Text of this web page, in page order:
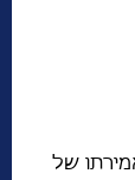
של